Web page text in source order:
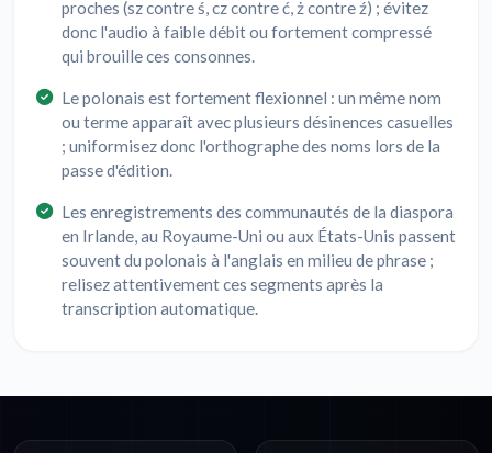
proches (sz contre ś, cz contre ć, ż contre ź) ; évitez
donc l'audio à faible débit ou fortement compressé
qui brouille ces consonnes.
Le polonais est fortement flexionnel : un même nom
ou terme apparaît avec plusieurs désinences casuelles
; uniformisez donc l'orthographe des noms lors de la
passe d'édition.
Les enregistrements des communautés de la diaspora
en Irlande, au Royaume-Uni ou aux États-Unis passent
souvent du polonais à l'anglais en milieu de phrase ;
relisez attentivement ces segments après la
transcription automatique.